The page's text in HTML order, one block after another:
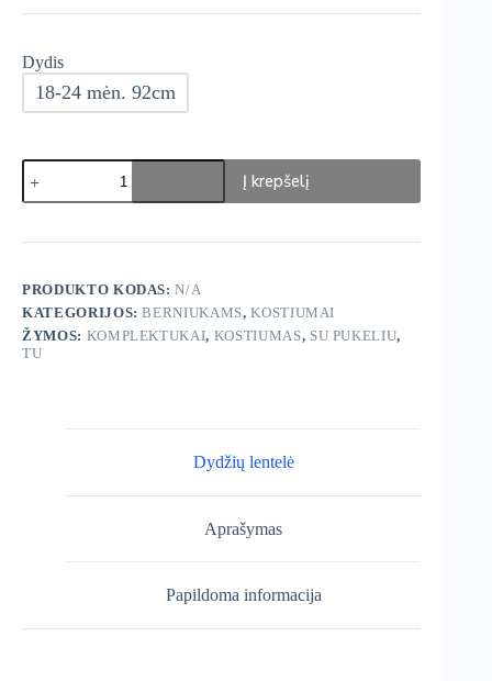
Dydis
18-24 mėn. 92cm
produkto
kiekis:
TU
Į krepšelį
PRODUKTO KODAS:N/A
KATEGORIJOS:BERNIUKAMS,KOSTIUMAI
ŽYMOS: KOMPLEKTUKAI, KOSTIUMAS, SU PUKELIU,
TU
Dydžių lentelė
Aprašymas
Papildoma informacija